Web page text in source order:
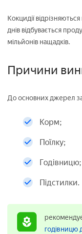
Кокцидії
днів відбувається
мільйонів нащадків.
Причини
До основних джерел
Корм;
Поїлку;
Годівницю;
Підстилки.
годівницю